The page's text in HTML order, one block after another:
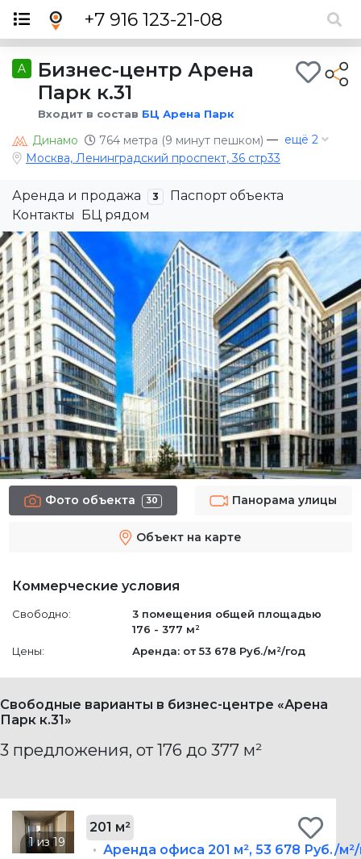
+7 916 123-21-08
A
Бизнес-центр Арена
Парк к.31
Входит в состав БЦ Арена Парк
Динамо 764 метра (9 минут пешком) — ещё 2
Москва, Ленинградский проспект, 36 стр33
Аренда и продажа 3
Паспорт объекта
Контакты БЦ рядом
Фото объекта 30 Панорама улицы
Объект на карте
Коммерческие условия
Свободно: 3 помещения общей площадью
176 - 377 м²
Цены:
Аренда: от 53 678 Руб./м²/год
Свободные варианты в бизнес-центре «Арена
Парк к.31»
3 предложения, от 176 до 377 м²
201 м²
Аренда офиса201 м²,53 678 Руб./